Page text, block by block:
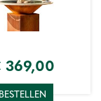
369,00
BESTELLEN